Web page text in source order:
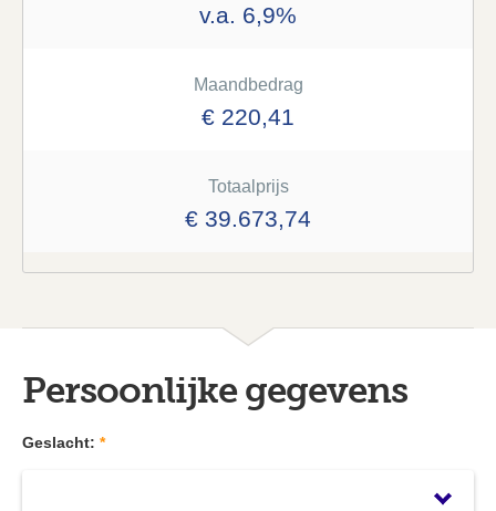
v.a. 6,9%
Maandbedrag
€ 220,41
Totaalprijs
€ 39.673,74
Persoonlijke gegevens
Geslacht: *